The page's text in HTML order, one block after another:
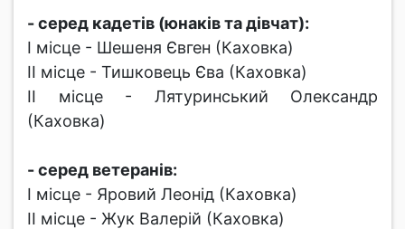
- серед кадетів (юнаків та дівчат):
І місце - Шешеня Євген (Каховка)
ІІ місце - Тишковець Єва (Каховка)
ІІ місце - Лятуринський Олександр
(Каховка)
- серед ветеранів:
І місце - Яровий Леонід (Каховка)
ІІ місце - Жук Валерій (Каховка)